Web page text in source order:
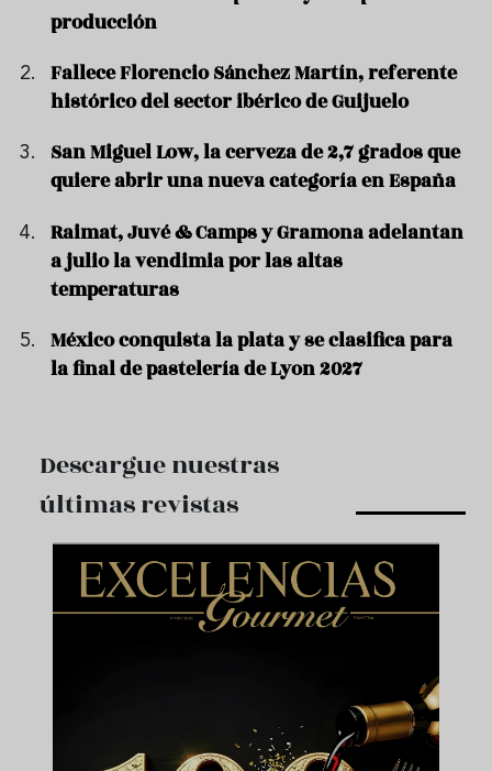
producción
Fallece Florencio Sánchez Martín, referente
histórico del sector ibérico de Guijuelo
San Miguel Low, la cerveza de 2,7 grados que
quiere abrir una nueva categoría en España
Raimat, Juvé & Camps y Gramona adelantan
a julio la vendimia por las altas
temperaturas
México conquista la plata y se clasifica para
la final de pastelería de Lyon 2027
Descargue nuestras
últimas revistas